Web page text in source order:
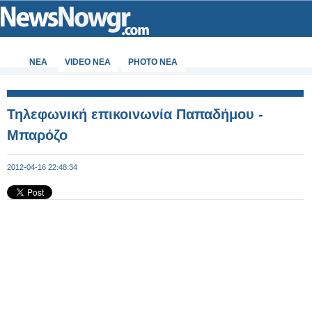
ΝΕΑ VIDEO NEA PHOTO NEA
Τηλεφωνική επικοινωνία Παπαδήμου -
Μπαρόζο
2012-04-16 22:48:34